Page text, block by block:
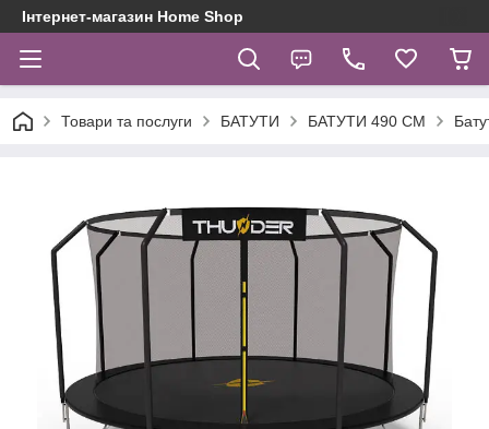
Інтернет-магазин Home Shop
Товари та послуги БАТУТИ БАТУТИ 490 СМ